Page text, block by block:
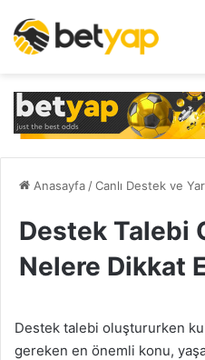
Anasayfa /Canlı Destek ve
Destek Talebi
Nelere Dikkat
Destek talebi oluştururken
gereken en önemli konu,